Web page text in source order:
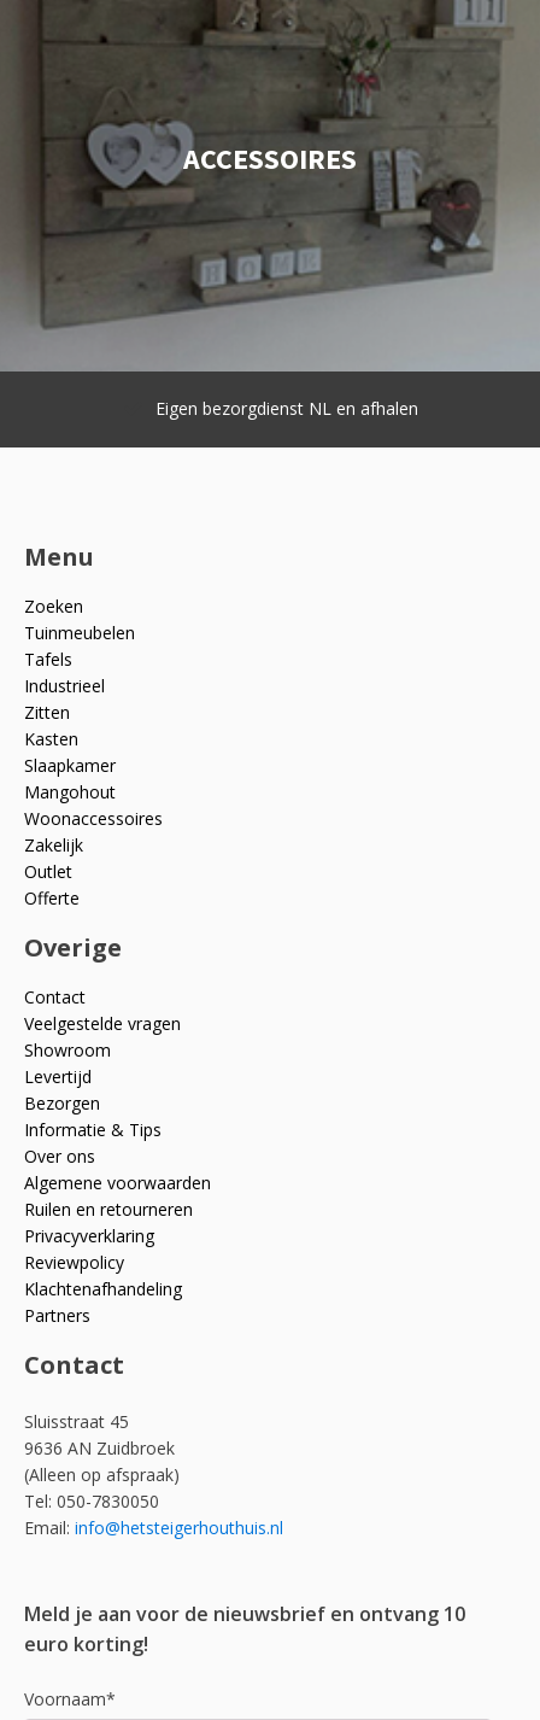
ACCESSOIRES
Eigen bezorgdienst NL en afhalen
Menu
Zoeken
Tuinmeubelen
Tafels
Industrieel
Zitten
Kasten
Slaapkamer
Mangohout
Woonaccessoires
Zakelijk
Outlet
Offerte
Overige
Contact
Veelgestelde vragen
Showroom
Levertijd
Bezorgen
Informatie & Tips
Over ons
Algemene voorwaarden
Ruilen en retourneren
Privacyverklaring
Reviewpolicy
Klachtenafhandeling
Partners
Contact
Sluisstraat 45
9636 AN Zuidbroek
(Alleen op afspraak)
Tel: 050-7830050
Email: info@hetsteigerhouthuis.nl
Meld je aan voor de nieuwsbrief en ontvang 10
euro korting!
Voornaam*